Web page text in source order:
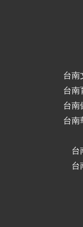
台南
台南
台南
台南
台
台